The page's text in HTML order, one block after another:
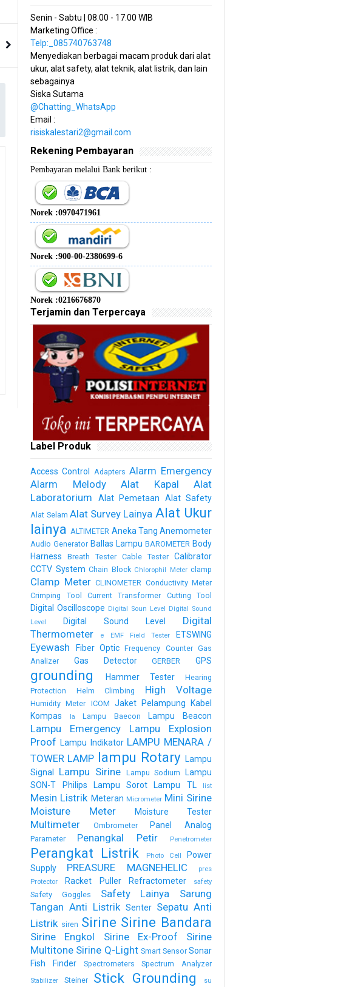
Senin - Sabtu | 08.00 - 17.00 WIB
Marketing Office :
Telp:_085740763748
Menyediakan berbagai macam produk dari alat
ukur, alat safety, alat teknik, alat listrik, dan lain
sebagainya
Siska Sutama
@Chatting_WhatsApp
Email :
risiskalestari2@gmail.com
Rekening Pembayaran
Pembayaran melalui Bank berikut :
Norek :0970471961
Norek :900-00-2380699-6
Norek :0216676870
Terjamin dan Terpercaya
Label Produk
Access Control Adapters Alarm Emergency
Alarm Melody
Alat Kapal
Alat
Laboratorium
Alat Pemetaan Alat Safety
Alat Selam Alat Survey Lainya Alat Ukur
lainya ALTIMETER Aneka Tang Anemometer
Audio Generator Ballas Lampu BAROMETER Body
Harness
Breath Tester Cable Tester
Calibrator
CCTV System Chain Block Chlorophil Meter clamp
Clamp Meter CLINOMETER Conductivity Meter
Crimping Tool
Current Transformer Cutting Tool
Digital Oscilloscope Digital Soun Level
Digital Sound
Level
Digital Sound Level
Digital
Thermometer
e EMF Field Tester ETSWING
Eyewash Fiber Optic Frequency Counter Gas
Analizer
Gas Detector GERBER GPS
grounding Hammer Tester
Hearing
Protection
Helm Climbing High Voltage
Humidity Meter ICOM Jaket Pelampung
Kabel
Kompas
la Lampu Baecon Lampu Beacon
Lampu Emergency
Lampu Explosion
Proof Lampu Indikator LAMPU MENARA /
TOWER LAMP lampu Rotary Lampu
Signal
Lampu Sirine Lampu Sodium
Lampu
SON-T Philips
Lampu Sorot Lampu TL list
Mesin Listrik Meteran Micrometer Mini Sirine
Moisture Meter
Moisture Tester
Multimeter Ombrometer Panel Analog
Parameter Penangkal Petir Penetrometer
Perangkat Listrik Photo Cell
Power
Supply
PREASURE MAGNEHELIC
pres
Protector
Racket Puller Refractometer safety
Safety Goggles Safety Lainya
Sarung
Tangan Anti Listrik Senter Sepatu Anti
Listrik siren Sirine Sirine Bandara
Sirine Engkol Sirine Ex-Proof
Sirine
Multitone Sirine Q-Light Smart Sensor Sonar
Fish Finder
Spectrometers Spectrum Analyzer
Stabilizer Steiner Stick Grounding su